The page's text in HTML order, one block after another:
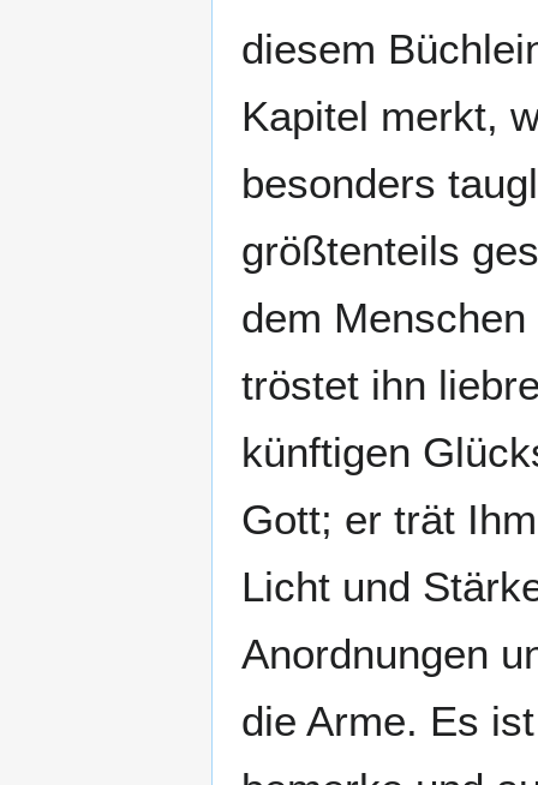
diesem
Kapitel merkt,
besonders
größtenteils
dem
tröstet ihn
künftigen
Gott; er trät
Licht und
Anordnungen
die Arme. Es